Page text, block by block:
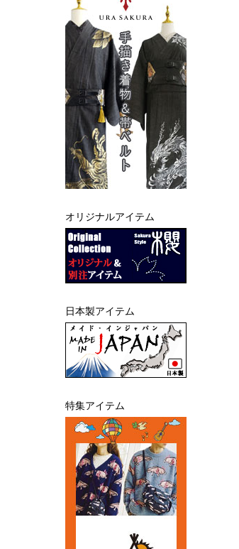
オリジナルアイテム
日本製アイテム
特集アイテム